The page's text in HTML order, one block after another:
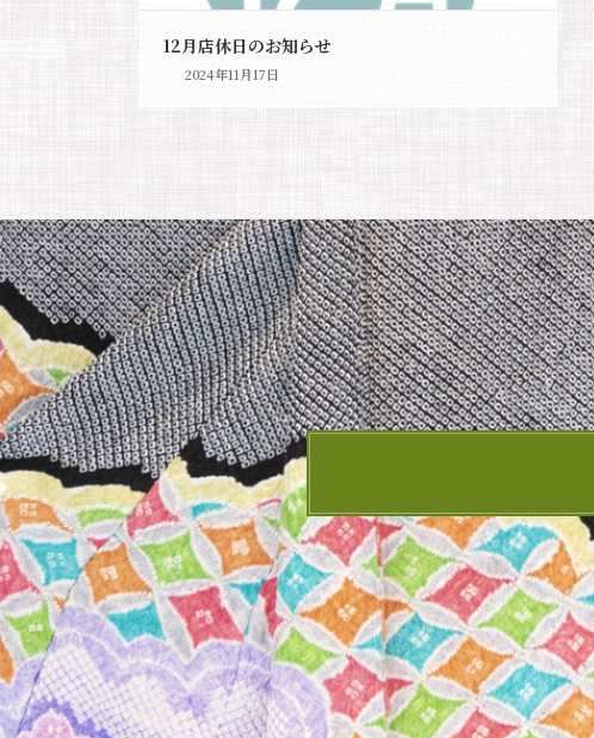
12月店休日のお知らせ
2024年11月17日